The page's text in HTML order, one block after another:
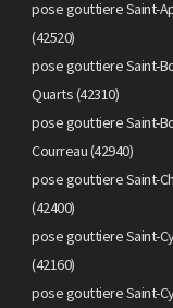
pose gouttiere Saint-
(42520)
pose gouttiere Saint-
Quarts (42310)
pose gouttiere Saint-
Courreau (42940)
pose gouttiere Saint-
(42400)
pose gouttiere Saint-
(42160)
pose gouttiere Saint-